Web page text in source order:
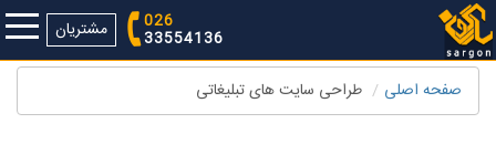
مشتریان 026
33554136
صفحه اصلی
طراحی سایت های تبلیغاتی